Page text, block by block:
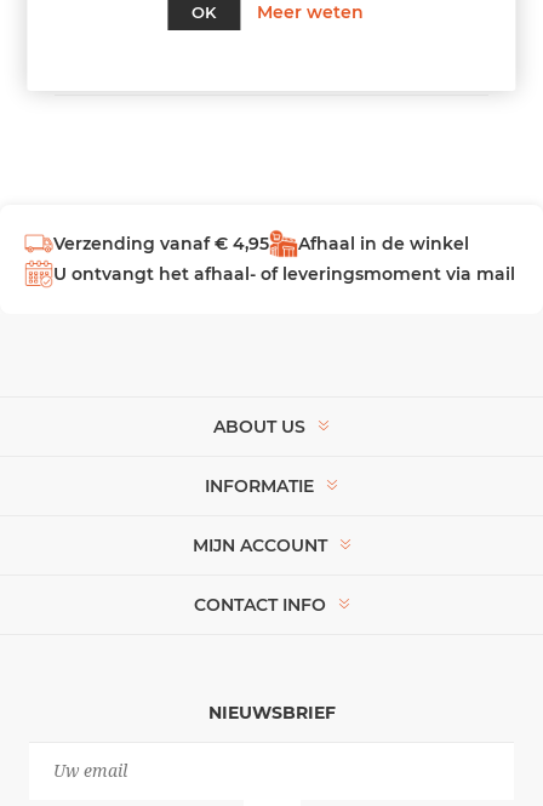
Verzending vanaf € 4,95
Afhaal in de winkel
U ontvangt het afhaal- of leveringsmoment via mail
ABOUT US
INFORMATIE
MIJN ACCOUNT
CONTACT INFO
NIEUWSBRIEF
OK
Meer weten